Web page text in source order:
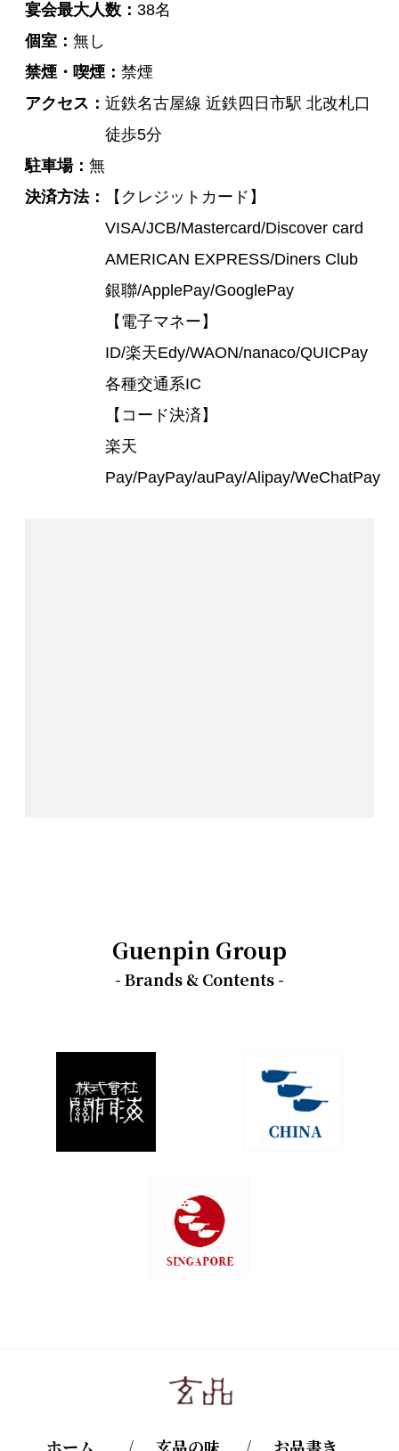
宴会最大人数
38名
個室
無し
禁煙・喫煙
禁煙
アクセス
近鉄名古屋線 近鉄四日市駅 北改札口
徒歩5分
駐車場
無
決済方法
【クレジットカード】
VISA/JCB/Mastercard/Discover card
AMERICAN EXPRESS/Diners Club
銀聯/ApplePay/GooglePay
【電子マネー】
ID/楽天Edy/WAON/nanaco/QUICPay
各種交通系IC
【コード決済】
楽天
Pay/PayPay/auPay/Alipay/WeChatPay
Guenpin Group
- Brands & Contents -